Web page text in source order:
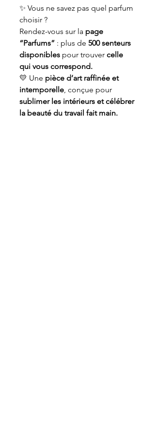
✨ Vous ne savez pas quel parfum
choisir ?
Rendez-vous sur la page
“Parfums” : plus de 500 senteurs
disponibles pour trouver celle
qui vous correspond.
💛 Une pièce d’art raffinée et
intemporelle, conçue pour
sublimer les intérieurs et célébrer
la beauté du travail fait main.